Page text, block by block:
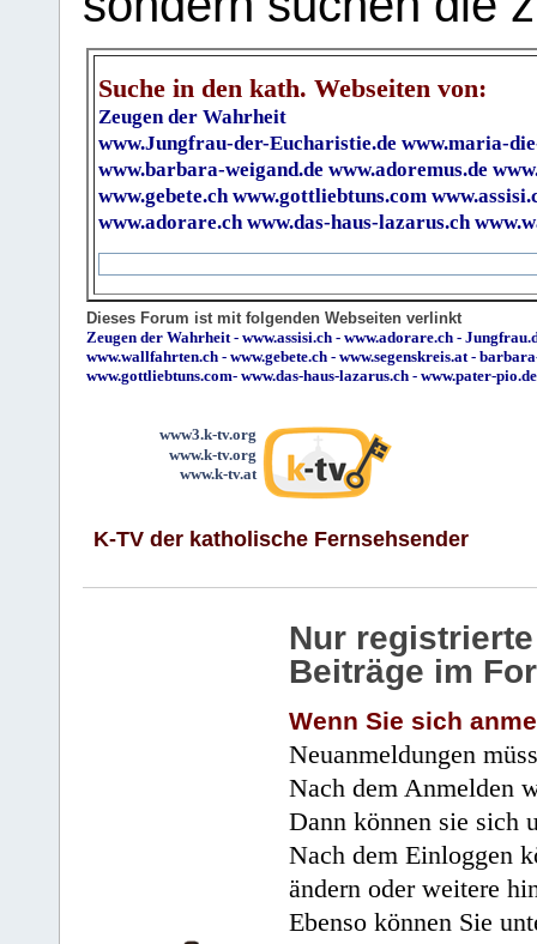
Suche in den kath. Webseiten von:
Zeugen der Wahrheit
www.Jungfrau-der-Eucharistie.de www.maria-
www.barbara-weigand.de www.adoremus.de
www.gebete.ch www.gottliebtuns.com
www.adorare.ch www.das-haus-lazarus.ch
Dieses Forum ist mit folgenden Webseiten verlinkt
Zeugen der Wahrheit- www.assisi.ch - www.adorare.ch -
www.wallfahrten.ch - www.gebete.ch - www.segenskreis.at-
www.gottliebtuns.com- www.das-haus-lazarus.ch - www.pater-pio.de
www3.k-tv.org
www.k-tv.org
www.k-tv.at
K-TV der katholische Fernsehsender
Nur
Beiträge im
Wenn Sie sich
Neuanmeldungen
Nach dem Anmelden
Dann können sie sich
Nach dem Einloggen
ändern oder weitere
Ebenso können Sie